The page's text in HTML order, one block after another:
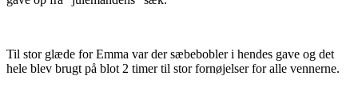
Til stor glæde for Emma var der sæbebobler i hendes gave og det
hele blev brugt på blot 2 timer til stor fornøjelser for alle vennerne.